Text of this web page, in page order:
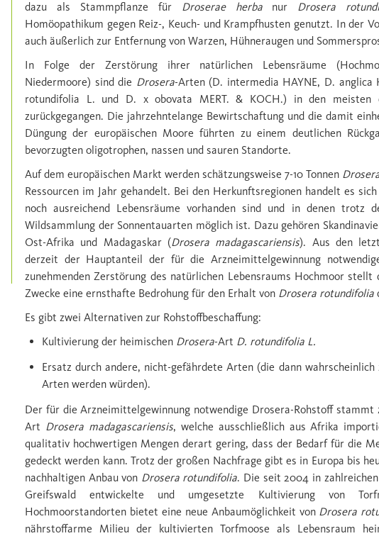
dazu als Stammpflanze für Droserae herbanur Drosera
Homöopathikum gegen Reiz-, Keuch- und Krampfhusten genutzt. In der
auch äußerlich zur Entfernung von Warzen, Hühneraugen und
In Folge der Zerstörung ihrer natürlichen Lebensräume
Niedermoore) sind die Drosera-Arten (D. intermedia HAYNE, D. anglica
rotundifolia L. und D. x obovata MERT. & KOCH.) in den meisten
zurückgegangen. Die jahrzehntelange Bewirtschaftung und die damit
Düngung der europäischen Moore führten zu einem deutlichen
bevorzugten oligotrophen, nassen und sauren Standorte.
Auf dem europäischen Markt werden schätzungsweise 7-10 Tonnen
Ressourcen im Jahr gehandelt. Bei den Herkunftsregionen handelt es
noch ausreichend Lebensräume vorhanden sind und in denen trotz
Wildsammlung der Sonnentauarten möglich ist. Dazu gehören
Ost-Afrika und Madagaskar (Drosera madagascariensis). Aus den
derzeit der Hauptanteil der für die Arzneimittelgewinnung
zunehmenden Zerstörung des natürlichen Lebensraums Hochmoor stellt
Zwecke eine ernsthafte Bedrohung für den Erhalt von Drosera rotundifolia
Es gibt zwei Alternativen zur Rohstoffbeschaffung:
Kultivierung der heimischen Drosera-Art D. rotundifolia L.
Ersatz durch andere, nicht-gefährdete Arten (die dann
Arten werden würden).
Der für die Arzneimittelgewinnung notwendige Drosera-Rohstoff stammt
Art Drosera madagascariensis, welche ausschließlich aus Afrika
qualitativ hochwertigen Mengen derart gering, dass der Bedarf für die
gedeckt werden kann. Trotz der großen Nachfrage gibt es in Europa bis
nachhaltigen Anbau von Drosera rotundifolia. Die seit 2004 in
Greifswald entwickelte und umgesetzte Kultivierung von
Hochmoorstandorten bietet eine neue Anbaumöglichkeit von Drosera
nährstoffarme Milieu der kultivierten Torfmoose als Lebensraum